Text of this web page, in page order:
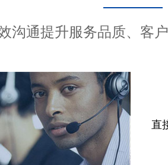
沟通提升服务品质、客
直